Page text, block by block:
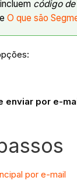
código
O que são
enviar por e-
por e-mail